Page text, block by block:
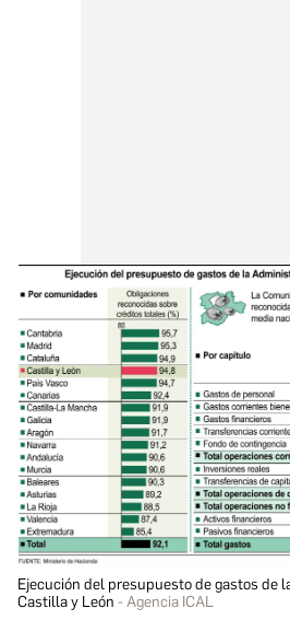
Ejecución del presupuesto de gastos de
Castilla y León
Agencia ICAL